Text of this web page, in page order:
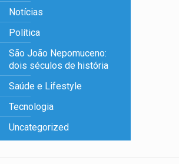
Notícias
Política
São João Nepomuceno:
dois séculos de história
Saúde e Lifestyle
Tecnologia
Uncategorized